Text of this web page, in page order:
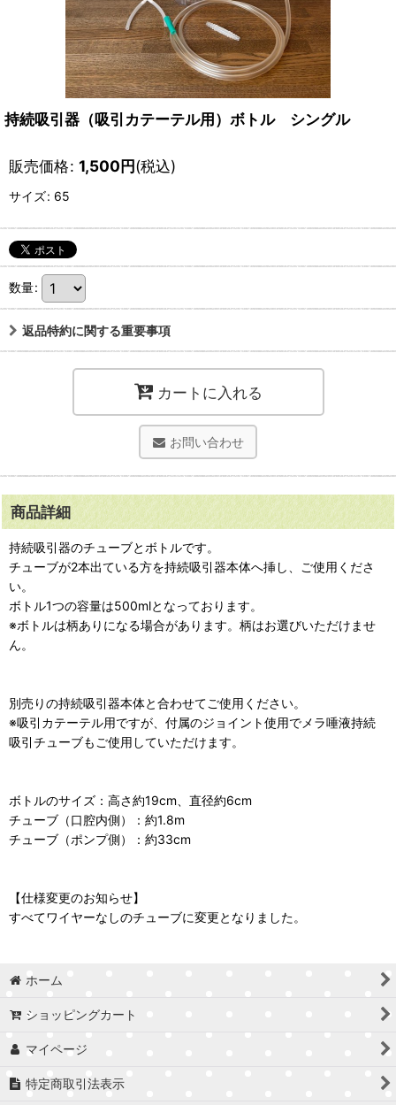
持続吸引器（吸引カテーテル用）ボトル シングル
販売価格: 1,500円(税込)
サイズ: 65
数量:
返品特約に関する重要事項
カートに入れる
お問い合わせ
商品詳細
持続吸引器のチューブとボトルです。
チューブが2本出ている方を持続吸引器本体へ挿し、ご使用くださ
い。
ボトル1つの容量は500mlとなっております。
※ボトルは柄ありになる場合があります。柄はお選びいただけませ
ん。
別売りの持続吸引器本体と合わせてご使用ください。
※吸引カテーテル用ですが、付属のジョイント使用でメラ唾液持続
吸引チューブもご使用していただけます。
ボトルのサイズ：高さ約19cm、直径約6cm
チューブ（口腔内側）：約1.8m
チューブ（ポンプ側）：約33cm
【仕様変更のお知らせ】
すべてワイヤーなしのチューブに変更となりました。
ホーム
ショッピングカート
マイページ
特定商取引法表示